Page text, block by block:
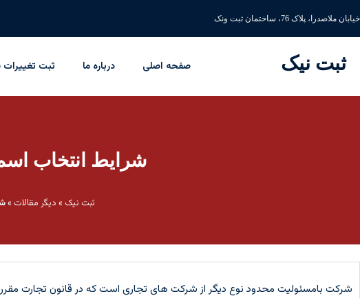
خیابان ملاصدرا، پلاک 76، ساختمان ثبت ونک
ثبت نیک صفحه اصلی درباره ما ثبت
شرایط انتخاب
ثبت نیک » دیگر مقالات »
شرکت بامسئولیت محدود نوع دیگر از شرکت های تجاری است که در قانون تجارت